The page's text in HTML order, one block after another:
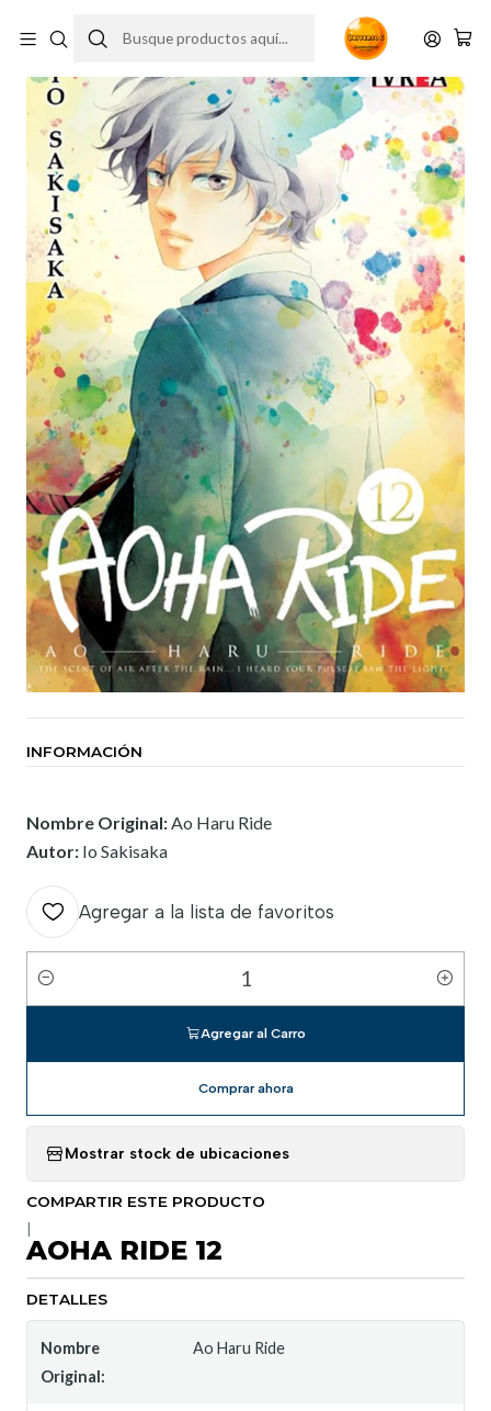
INFORMACIÓN
Nombre Original:Ao Haru Ride
Autor: Io Sakisaka
Agregar a la lista de favoritos
Cantidad
Agregar al Carro
Comprar ahora
Mostrar stock de ubicaciones
COMPARTIR ESTE PRODUCTO
AOHA RIDE 12
DETALLES
Nombre
Original:
Ao Haru Ride